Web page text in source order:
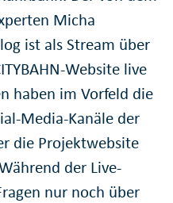
Micha
ist als Stream über
Website live
haben im Vorfeld die
Media-Kanäle der
die Projektwebsite
der Live-
nur noch über